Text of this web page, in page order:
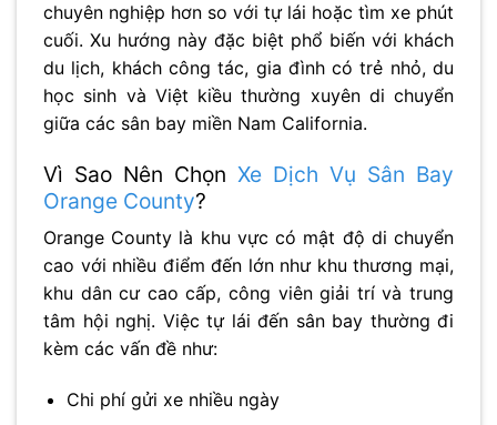
chuyên nghiệp hơn so với tự lái hoặc tìm xe phút
cuối. Xu hướng này đặc biệt phổ biến với khách
du lịch, khách công tác, gia đình có trẻ nhỏ, du
học sinh và Việt kiều thường xuyên di chuyển
giữa các sân bay miền Nam California.
Vì Sao Nên Chọn Xe Dịch Vụ Sân Bay
Orange County?
Orange County là khu vực có mật độ di chuyển
cao với nhiều điểm đến lớn như khu thương mại,
khu dân cư cao cấp, công viên giải trí và trung
tâm hội nghị. Việc tự lái đến sân bay thường đi
kèm các vấn đề như:
Chi phí gửi xe nhiều ngày